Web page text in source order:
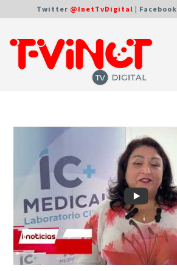
Twitter @InetTvDigital | Facebook